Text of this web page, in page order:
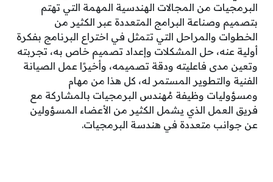
البرمجيات من المجالات الهندسية المهمة التي تهتم
بتصميم وصناعة البرامج المتعددة عبر الكثير من
الخطوات والمراحل التي تتمثل في اختراع البرنامج بفكرة
أولية عنه، حل المشكلات وإعداد تصميم خاص به، تجربته
وتعين مدى فاعليته ودقة تصميمه، وأخيرًا عمل الصيانة
الفنية والتطوير المستمر له، كل هذا من مهام
ومسؤوليات وظيفة مُهندس البرمجيات بالمشاركة مع
فريق العمل الذي يشمل الكثير من الأعضاء المسؤولين
عن جوانب متعددة في هندسة البرمجيات.